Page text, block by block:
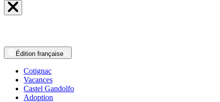
Édition française
Cotignac
Vacances
Castel Gandolfo
Adoption